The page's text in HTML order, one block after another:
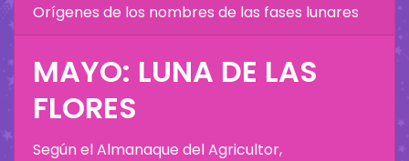
Orígenes de los nombres de las fases lunares
MAYO: LUNA DE LAS
FLORES
Según el Almanaque del Agricultor,